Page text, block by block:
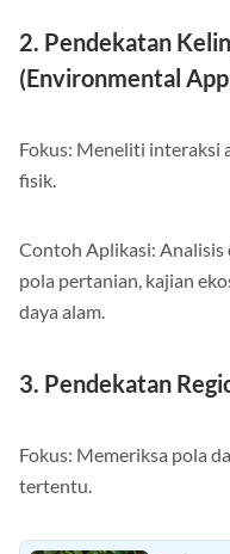
2. Pendekatan
(Environmental
Fokus: Meneliti interaksi
fisik.
Contoh Aplikasi:
pola pertanian, kajian
daya alam.
3. Pendekatan
Fokus: Memeriksa pola
tertentu.